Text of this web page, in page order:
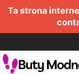
Ta strona